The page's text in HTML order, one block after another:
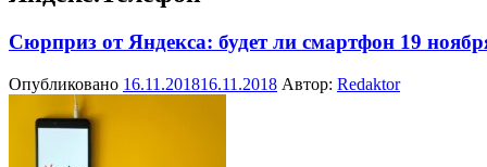
Сюрприз от Яндекса: будет ли смартфон 19
Опубликовано 16.11.201816.11.2018 Автор: Redaktor